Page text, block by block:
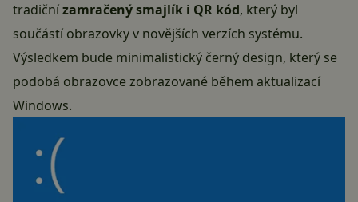
tradičnízamračený smajlík i QR kód, který byl
součástí obrazovky v novějších verzích systému.
Výsledkem bude minimalistický černý design, který se
podobá obrazovce zobrazované během aktualizací
Windows.